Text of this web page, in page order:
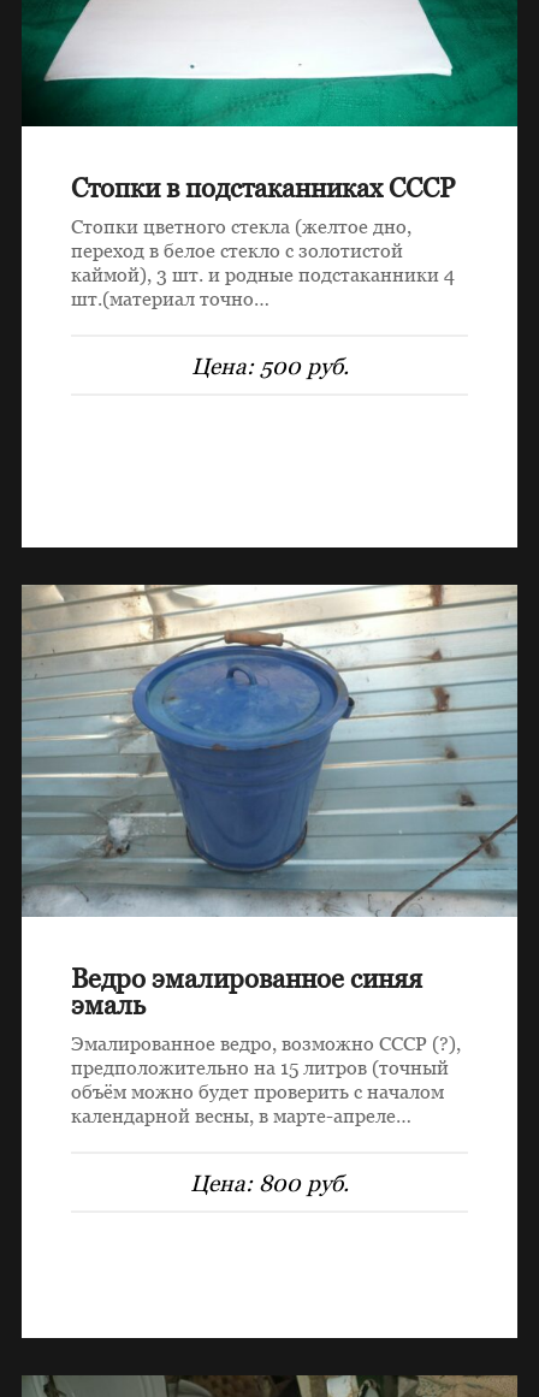
Стопки в подстаканниках СССР
Стопки цветного стекла (желтое дно,
переход в белое стекло с золотистой
каймой), 3 шт. и родные подстаканники 4
шт.(материал точно…
Цена: 500 руб.
Ведро эмалированное синяя
эмаль
Эмалированное ведро, возможно СССР (?),
предположительно на 15 литров (точный
объём можно будет проверить с началом
календарной весны, в марте-апреле…
Цена: 800 руб.